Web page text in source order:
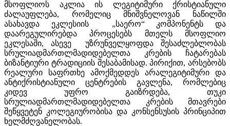
მსოფლიოს აკლია ის ლეგიტიმური ქრისტიანული
ძალაუფლება, რომელიც მნიშვნელოვან ნაწილში
ასახავდა ეკლესიის „საერო“ კომპონენტს და
დაარეგულირებდა პროცესებს მთელს მსოფლიო
ეკლესაში, ასევე უზრუნველყოფდა შესაძლებლობას
სრულიადმართლმადიდებელთა კრების ჩატარებას
ბიზანტიური ტრადიციის შესაბამისად. პირიქით, არსებობს
რეალური საფრთხე ამოქმედდეს არალეგიტიმური და
ანტიქრისტიანული ცენტრების გავლენა, რომლებიც
კიდევ უფრო გაიზრდება, თუკი
სრულიადმართლმადიდებელთა კრების მთავრები
შეწყვეტენ კოლეგიურობისა და კონსენსუსის პრინციპით
ხელმძღვანელობას.